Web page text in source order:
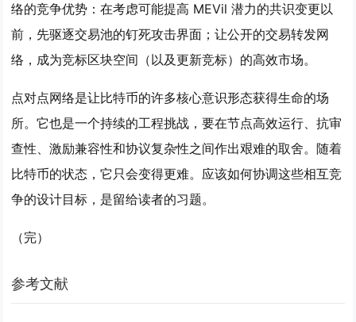
络的竞争优势：在考虑可能提高 MEVil 潜力的共识变更以
前，先驱逐交易池的钉死攻击界面；让公开的交易转发网
络，成为竞标区块空间（以及更新竞标）的高效市场。
点对点网络是让比特币的许多核心意识形态获得生命的场
所。它也是一个持续的工程挑战，要在节点高效运行、抗审
查性、激励兼容性和协议复杂性之间作出艰难的取舍。随着
比特币的状态，它只会变得更难。应该如何协调这些相互竞
争的设计目标，是留给读者的习题。
（完）
参考文献